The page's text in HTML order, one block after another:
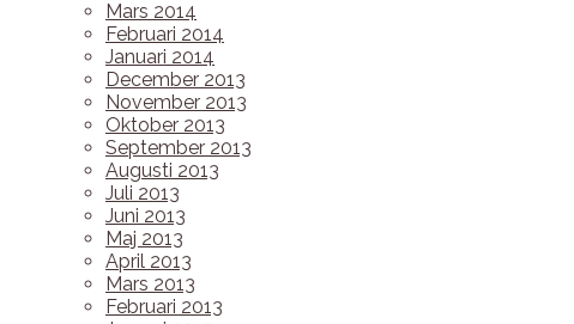
Mars 2014
Februari 2014
Januari 2014
December 2013
November 2013
Oktober 2013
September 2013
Augusti 2013
Juli 2013
Juni 2013
Maj 2013
April 2013
Mars 2013
Februari 2013